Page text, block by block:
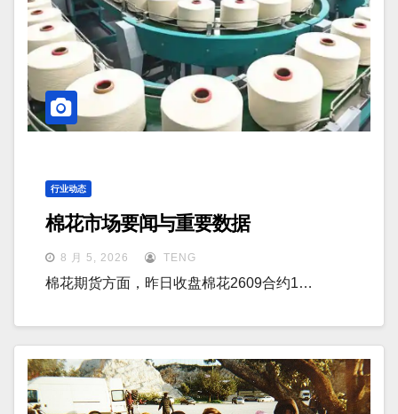
行业动态
棉花市场要闻与重要数据
8 月 5, 2026 TENG
棉花期货方面，昨日收盘棉花2609合约1…